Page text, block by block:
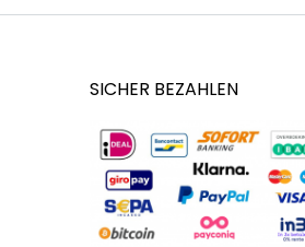
SICHER BEZAHLEN